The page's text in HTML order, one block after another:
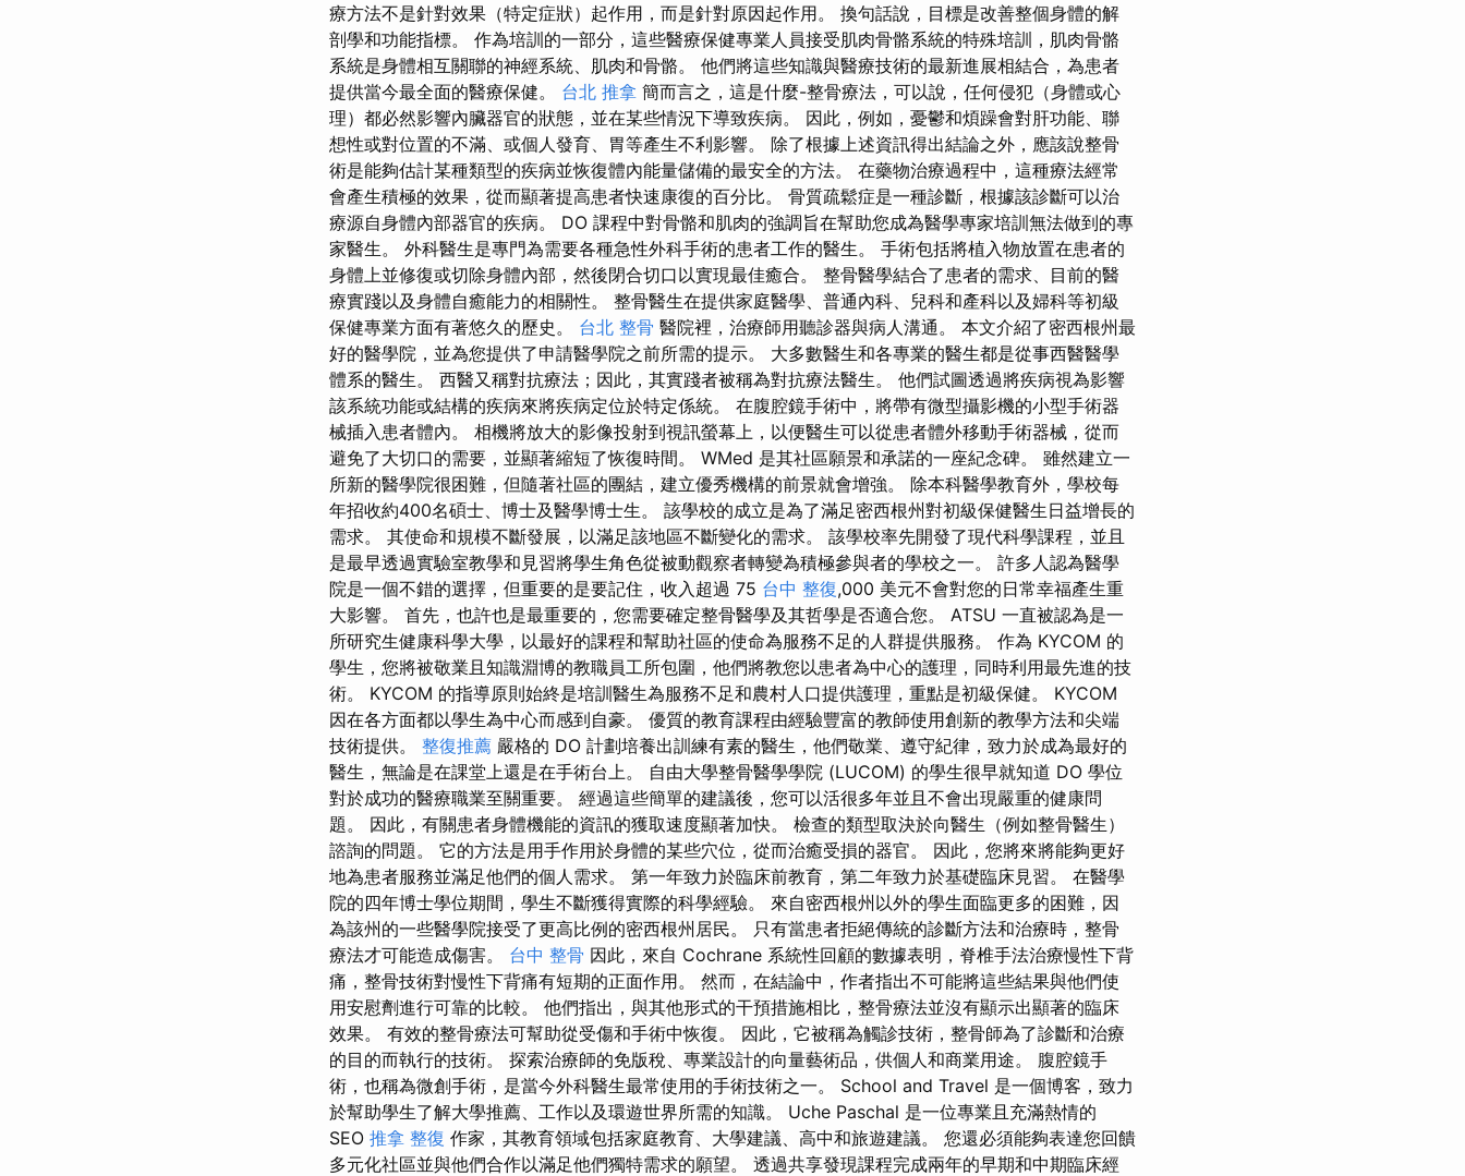
療方法不是針對效果（特定症狀）起作用，而是針對原因起作用。 換句話說，目標是改善整個身體的解
剖學和功能指標。 作為培訓的一部分，這些醫療保健專業人員接受肌肉骨骼系統的特殊培訓，肌肉骨骼
系統是身體相互關聯的神經系統、肌肉和骨骼。 他們將這些知識與醫療技術的最新進展相結合，為患者
提供當今最全面的醫療保健。 台北 推拿 簡而言之，這是什麼-整骨療法，可以說，任何侵犯（身體或心
理）都必然影響內臟器官的狀態，並在某些情況下導致疾病。 因此，例如，憂鬱和煩躁會對肝功能、聯
想性或對位置的不滿、或個人發育、胃等產生不利影響。 除了根據上述資訊得出結論之外，應該說整骨
術是能夠估計某種類型的疾病並恢復體內能量儲備的最安全的方法。 在藥物治療過程中，這種療法經常
會產生積極的效果，從而顯著提高患者快速康復的百分比。 骨質疏鬆症是一種診斷，根據該診斷可以治
療源自身體內部器官的疾病。 DO 課程中對骨骼和肌肉的強調旨在幫助您成為醫學專家培訓無法做到的專
家醫生。 外科醫生是專門為需要各種急性外科手術的患者工作的醫生。 手術包括將植入物放置在患者的
身體上並修復或切除身體內部，然後閉合切口以實現最佳癒合。 整骨醫學結合了患者的需求、目前的醫
療實踐以及身體自癒能力的相關性。 整骨醫生在提供家庭醫學、普通內科、兒科和產科以及婦科等初級
保健專業方面有著悠久的歷史。 台北 整骨 醫院裡，治療師用聽診器與病人溝通。 本文介紹了密西根州最
好的醫學院，並為您提供了申請醫學院之前所需的提示。 大多數醫生和各專業的醫生都是從事西醫醫學
體系的醫生。 西醫又稱對抗療法；因此，其實踐者被稱為對抗療法醫生。 他們試圖透過將疾病視為影響
該系統功能或結構的疾病來將疾病定位於特定係統。 在腹腔鏡手術中，將帶有微型攝影機的小型手術器
械插入患者體內。 相機將放大的影像投射到視訊螢幕上，以便醫生可以從患者體外移動手術器械，從而
避免了大切口的需要，並顯著縮短了恢復時間。 WMed 是其社區願景和承諾的一座紀念碑。 雖然建立一
所新的醫學院很困難，但隨著社區的團結，建立優秀機構的前景就會增強。 除本科醫學教育外，學校每
年招收約400名碩士、博士及醫學博士生。 該學校的成立是為了滿足密西根州對初級保健醫生日益增長的
需求。 其使命和規模不斷發展，以滿足該地區不斷變化的需求。 該學校率先開發了現代科學課程，並且
是最早透過實驗室教學和見習將學生角色從被動觀察者轉變為積極參與者的學校之一。 許多人認為醫學
院是一個不錯的選擇，但重要的是要記住，收入超過 75 台中 整復,000 美元不會對您的日常幸福產生重
大影響。 首先，也許也是最重要的，您需要確定整骨醫學及其哲學是否適合您。 ATSU 一直被認為是一
所研究生健康科學大學，以最好的課程和幫助社區的使命為服務不足的人群提供服務。 作為 KYCOM 的
學生，您將被敬業且知識淵博的教職員工所包圍，他們將教您以患者為中心的護理，同時利用最先進的技
術。 KYCOM 的指導原則始終是培訓醫生為服務不足和農村人口提供護理，重點是初級保健。 KYCOM
因在各方面都以學生為中心而感到自豪。 優質的教育課程由經驗豐富的教師使用創新的教學方法和尖端
技術提供。 整復推薦 嚴格的 DO 計劃培養出訓練有素的醫生，他們敬業、遵守紀律，致力於成為最好的
醫生，無論是在課堂上還是在手術台上。 自由大學整骨醫學學院 (LUCOM) 的學生很早就知道 DO 學位
對於成功的醫療職業至關重要。 經過這些簡單的建議後，您可以活很多年並且不會出現嚴重的健康問
題。 因此，有關患者身體機能的資訊的獲取速度顯著加快。 檢查的類型取決於向醫生（例如整骨醫生）
諮詢的問題。 它的方法是用手作用於身體的某些穴位，從而治癒受損的器官。 因此，您將來將能夠更好
地為患者服務並滿足他們的個人需求。 第一年致力於臨床前教育，第二年致力於基礎臨床見習。 在醫學
院的四年博士學位期間，學生不斷獲得實際的科學經驗。 來自密西根州以外的學生面臨更多的困難，因
為該州的一些醫學院接受了更高比例的密西根州居民。 只有當患者拒絕傳統的診斷方法和治療時，整骨
療法才可能造成傷害。 台中 整骨 因此，來自 Cochrane 系統性回顧的數據表明，脊椎手法治療慢性下背
痛，整骨技術對慢性下背痛有短期的正面作用。 然而，在結論中，作者指出不可能將這些結果與他們使
用安慰劑進行可靠的比較。 他們指出，與其他形式的干預措施相比，整骨療法並沒有顯示出顯著的臨床
效果。 有效的整骨療法可幫助從受傷和手術中恢復。 因此，它被稱為觸診技術，整骨師為了診斷和治療
的目的而執行的技術。 探索治療師的免版稅、專業設計的向量藝術品，供個人和商業用途。 腹腔鏡手
術，也稱為微創手術，是當今外科醫生最常使用的手術技術之一。 School and Travel 是一個博客，致力
於幫助學生了解大學推薦、工作以及環遊世界所需的知識。 Uche Paschal 是一位專業且充滿熱情的
SEO 推拿 整復 作家，其教育領域包括家庭教育、大學建議、高中和旅遊建議。 您還必須能夠表達您回饋
多元化社區並與他們合作以滿足他們獨特需求的願望。 透過共享發現課​​程完成兩年的早期和中期臨床經